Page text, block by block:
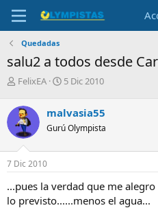
Quedadas
salu2 a todos desde
I
i
c
i
a
d
o
d
e
FelixEA
F
h
a
e
i
c
5 Dic 2010
malvasia55
Gurú Olympista
7 Dic 2010
...pues la verdad que me
lo previsto......menos el agua...